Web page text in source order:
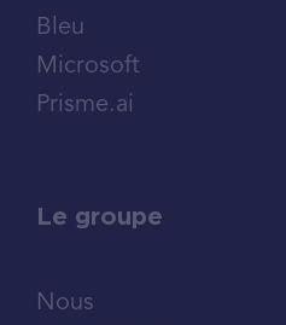
Bleu
Microsoft
Prisme.ai
Le groupe
Nous